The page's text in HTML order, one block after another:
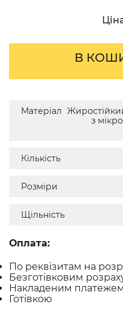
В
Матеріал
з
Кількість
Розміри
Щільність
Оплата:
По реквізитам на
Безготівковим
Накладеним
Готівкою